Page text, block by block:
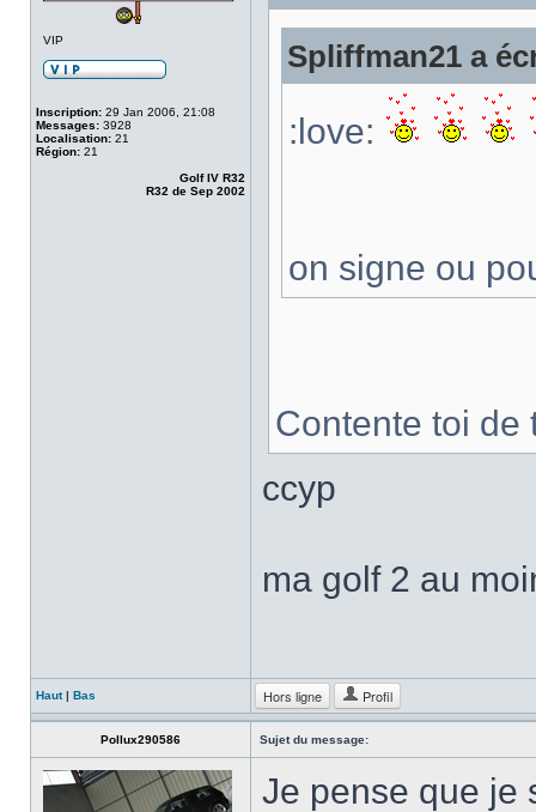
VIP
Inscription: 29 Jan 2006, 21:08
Messages: 3928
Localisation: 21
Région: 21
Golf IV R32
R32 de Sep 2002
Spliffman21 a
:love:
on signe ou
Contente toi de
ccyp
ma golf 2 au
Haut| Bas Hors ligne Profil
Pollux290586 Sujet du message:
Je pense que je